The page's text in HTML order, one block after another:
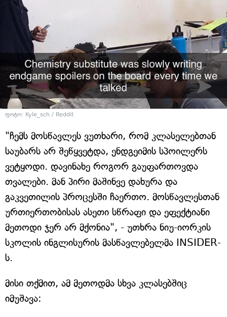
ფოტო: Kyle_sch / Reddit
"ჩემს მოსწავლეს ვუთხარი, რომ კლასელებთან
საუბარს არ შეწყვეტდა, ენდგეიმის სპოილერს
ვეტყოდი. დავინახე როგორ გაუფართოვდა
თვალები. მან პირი მაშინვე დახურა და
გაკვეთილის პროცესში ჩაერთო. მოსწავლესთან
ურთიერთობისას ასეთი სწრაფი და ეფექტიანი
მეთოდი ჯერ არ მქონია", - უთხრა ნიუ-იორკის
სკოლის ინგლისურის მასწავლებელმა INSIDER-
ს.
მისი თქმით, ამ მეთოდმა სხვა კლასებშიც
იმუშავა: